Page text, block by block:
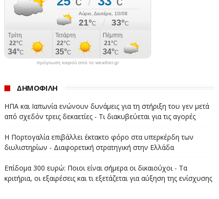
ρεαλιστική και προσαρμοσμένη προσέγγιση στη
διαχείριση των φορολογικών χρεών.
#ΑΑΔΕ #ΟΦΕΙΛΕΣ
πρόγνωση καιρού από το weather.gr
ΔΗΜΟΦΙΛΗ
ΗΠΑ και Ιαπωνία ενώνουν δυνάμεις για τη στήριξη του γεν μετά
από σχεδόν τρεις δεκαετίες - Τι διακυβεύεται για τις αγορές
Η Πορτογαλία επιβάλλει έκτακτο φόρο στα υπερκέρδη των
διυλιστηρίων - Διαφορετική στρατηγική στην Ελλάδα
Επίδομα 300 ευρώ: Ποιοι είναι σήμερα οι δικαιούχοι - Τα
κριτήρια, οι εξαιρέσεις και τι εξετάζεται για αύξηση της ενίσχυσης